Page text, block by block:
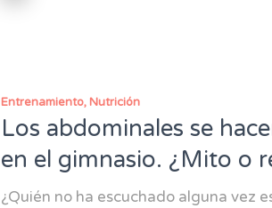
Entrenamiento Nutrición
Los abdominales se
en el gimnasio. ¿Mito o
¿Quién no ha escuchado alguna vez